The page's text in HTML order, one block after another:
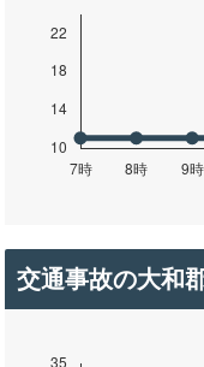
交通事故の大和